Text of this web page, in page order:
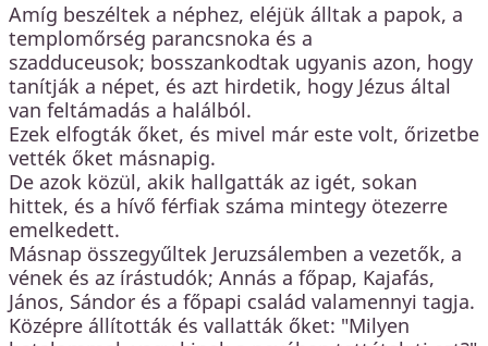
Amíg beszéltek a néphez, eléjük álltak a papok, a
templomőrség parancsnoka és a
szadduceusok; bosszankodtak ugyanis azon, hogy
tanítják a népet, és azt hirdetik, hogy Jézus által
van feltámadás a halálból.
Ezek elfogták őket, és mivel már este volt, őrizetbe
vették őket másnapig.
De azok közül, akik hallgatták az igét, sokan
hittek, és a hívő férfiak száma mintegy ötezerre
emelkedett.
Másnap összegyűltek Jeruzsálemben a vezetők, a
vének és az írástudók; Annás a főpap, Kajafás,
János, Sándor és a főpapi család valamennyi tagja.
Középre állították és vallatták őket: "Milyen